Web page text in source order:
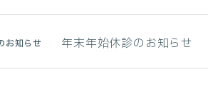
お知らせ 年末年始休診のお知らせ